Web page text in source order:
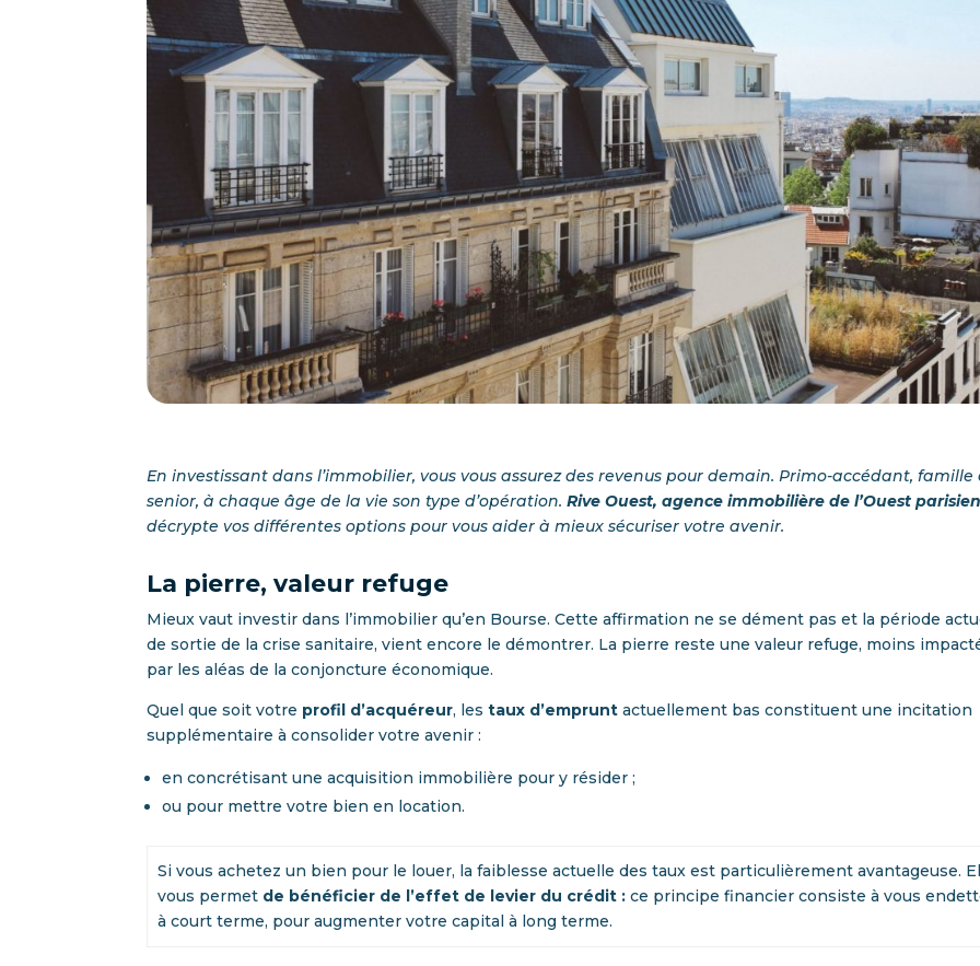
En investissant dans l’immobilier, vous vous assurez des revenus pour demain. Primo-accédant, famille
senior, à chaque âge de la vie son type d’opération.Rive Ouest, agence immobilière de l’Ouest
décrypte vos différentes options pour vous aider à mieux sécuriser votre avenir.
La pierre, valeur refuge
Mieux vaut investir dans l’immobilier qu’en Bourse. Cette affirmation ne se dément pas et la période
de sortie de la crise sanitaire, vient encore le démontrer. La pierre reste une valeur refuge, moins
par les aléas de la conjoncture économique.
Quel que soit votre profil d’acquéreur, lestaux d’emprunt actuellement bas constituent une incitation
supplémentaire à consolider votre avenir :
en concrétisant une acquisition immobilière pour y résider ;
ou pour mettre votre bien en location.
Si vous achetez un bien pour le louer, la faiblesse actuelle des taux est particulièrement avantageuse.
vous permet de bénéficier de l’effet de levier du crédit :ce principe financier consiste à vous
à court terme, pour augmenter votre capital à long terme.